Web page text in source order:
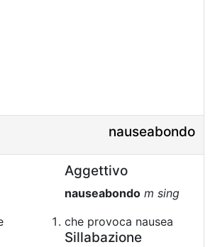
nauseabondo
Aggettivo
nauseabondo m sing
che provoca nausea
Sillabazione